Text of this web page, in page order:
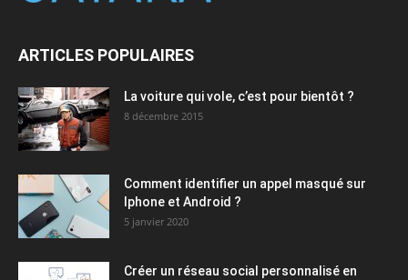
ARTICLES POPULAIRES
La voiture qui vole, c’est pour bientôt ?
8 décembre 2015
Comment identifier un appel masqué sur
Iphone et Android ?
5 janvier 2020
Créer un réseau social personnalisé en